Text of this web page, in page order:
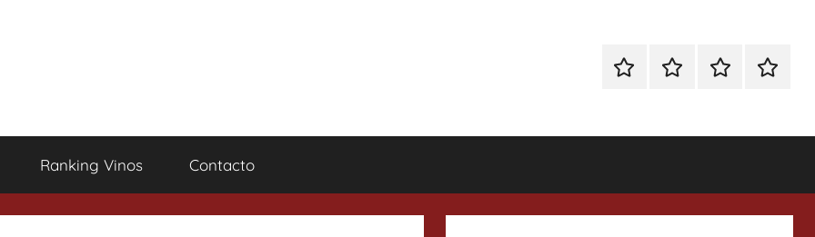
EspecialEnoturismoRanking
Ranking Vinos Contacto